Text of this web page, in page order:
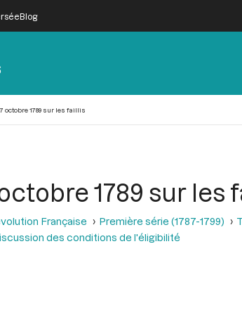
Blog
octobre 1789 sur les faillis
1789 sur les
Française Première série (1787-1799)
des conditions de l'éligibilité